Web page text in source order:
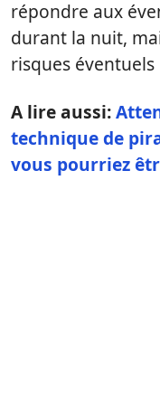
répondre aux
durant la nuit,
risques
A lire aussi:
technique de
vous pourriez